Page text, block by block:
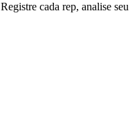
cada rep, analise seu